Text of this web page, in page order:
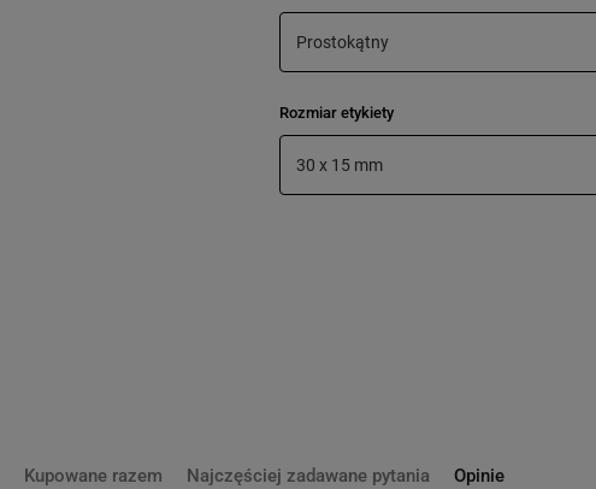
Prostokątny
Rozmiar etykiety
30 x 15 mm
Kupowane razem Najczęściej zadawane pytania Opinie